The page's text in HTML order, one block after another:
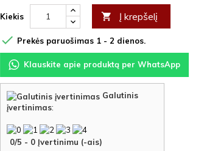
Kiekis  Į krepšelį
 Prekės paruošimas 1 - 2 dienos.
Klauskite apie produktą per WhatsApp
Galutinis
įvertinimas:
0/5 - 0 Įvertinimu (-ais)